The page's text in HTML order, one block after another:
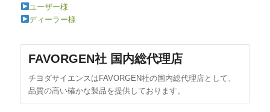
ユーザー様
ディーラー様
FAVORGEN社 国内総代理店
チヨダサイエンスはFAVORGEN社の国内総代理店として、
品質の高い確かな製品を提供しております。